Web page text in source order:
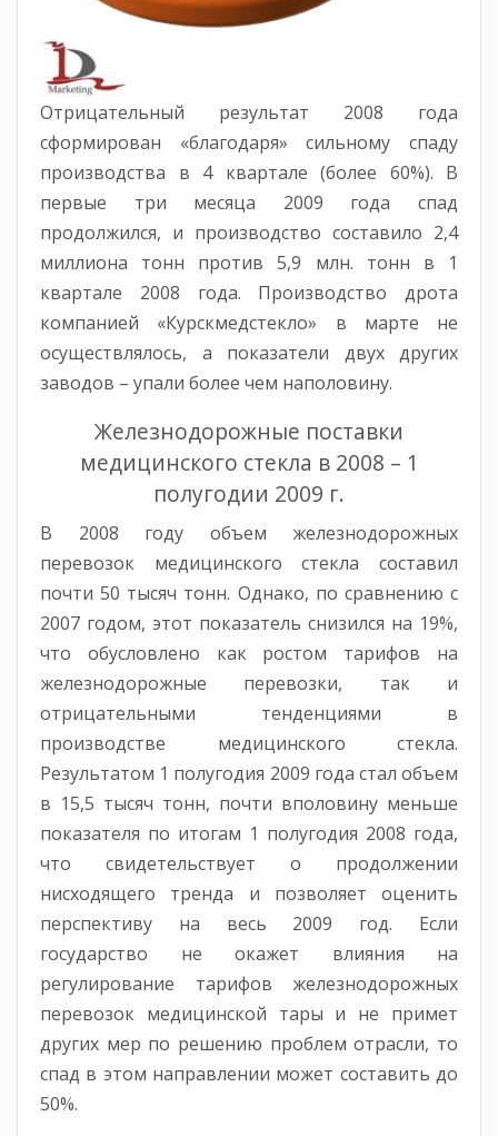
Отрицательный результат 2008 года
сформирован «благодаря» сильному спаду
производства в 4 квартале (более 60%). В
первые три месяца 2009 года спад
продолжился, и производство составило 2,4
миллиона тонн против 5,9 млн. тонн в 1
квартале 2008 года. Производство дрота
компанией «Курскмедстекло» в марте не
осуществлялось, а показатели двух других
заводов – упали более чем наполовину.
Железнодорожные поставки
медицинского стекла в 2008 – 1
полугодии 2009 г.
В 2008 году объем железнодорожных
перевозок медицинского стекла составил
почти 50 тысяч тонн. Однако, по сравнению с
2007 годом, этот показатель снизился на 19%,
что обусловлено как ростом тарифов на
железнодорожные перевозки, так и
отрицательными тенденциями в
производстве медицинского стекла.
Результатом 1 полугодия 2009 года стал объем
в 15,5 тысяч тонн, почти вполовину меньше
показателя по итогам 1 полугодия 2008 года,
что свидетельствует о продолжении
нисходящего тренда и позволяет оценить
перспективу на весь 2009 год. Если
государство не окажет влияния на
регулирование тарифов железнодорожных
перевозок медицинской тары и не примет
других мер по решению проблем отрасли, то
спад в этом направлении может составить до
50%.